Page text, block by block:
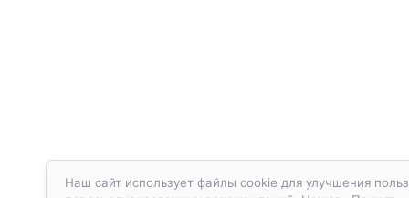
Наш сайт использует файлы cookie для улучшения